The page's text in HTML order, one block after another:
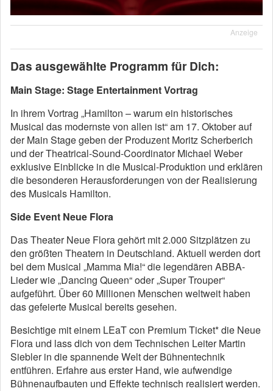
Anzeige
Das ausgewählte Programm für Dich:
Main Stage: Stage Entertainment Vortrag
In ihrem Vortrag „Hamilton – warum ein historisches
Musical das modernste von allen ist“ am 17. Oktober auf
der Main Stage geben der Produzent Moritz Scherberich
und der Theatrical-Sound-Coordinator Michael Weber
exklusive Einblicke in die Musical-Produktion und erklären
die besonderen Herausforderungen von der Realisierung
des Musicals Hamilton.
Side Event Neue Flora
Das Theater Neue Flora gehört mit 2.000 Sitzplätzen zu
den größten Theatern in Deutschland. Aktuell werden dort
bei dem Musical „Mamma Mia!“ die legendären ABBA-
Lieder wie „Dancing Queen“ oder „Super Trouper“
aufgeführt. Über 60 Millionen Menschen weltweit haben
das gefeierte Musical bereits gesehen.
Besichtige mit einem LEaT con Premium Ticket* die Neue
Flora und lass dich von dem Technischen Leiter Martin
Siebler in die spannende Welt der Bühnentechnik
entführen. Erfahre aus erster Hand, wie aufwendige
Bühnenaufbauten und Effekte technisch realisiert werden.